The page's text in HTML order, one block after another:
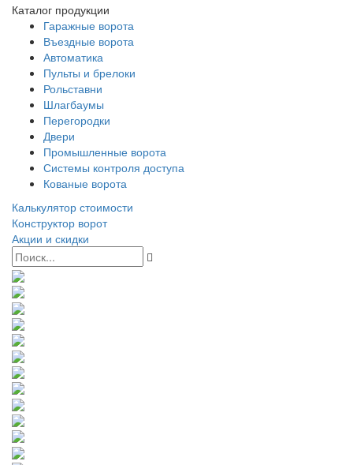
Каталог продукции
Гаражные ворота
Въездные ворота
Автоматика
Пульты и брелоки
Рольставни
Шлагбаумы
Перегородки
Двери
Промышленные ворота
Системы контроля доступа
Кованые ворота
Калькулятор стоимости
Конструктор ворот
Акции и скидки